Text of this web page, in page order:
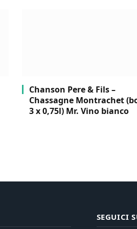
Chanson Pere & Fils –
Chassagne Montrachet
3 x 0,75l) Mr. Vino bianco
SEGUICI